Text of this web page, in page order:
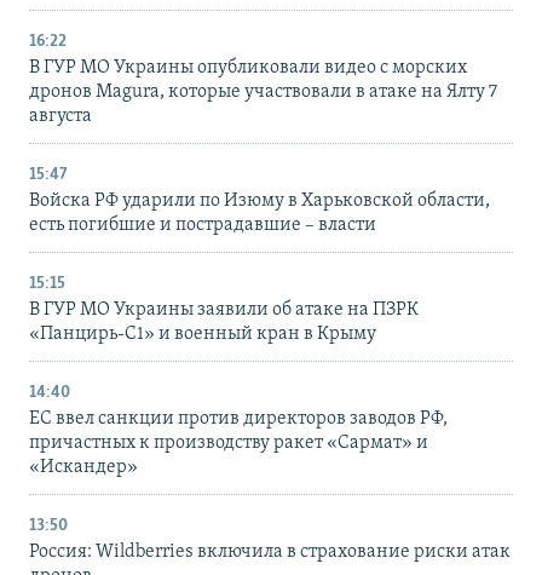
16:22
В ГУР МО Украины опубликовали видео с морских
дронов Magura, которые участвовали в атаке на Ялту 7
августа
15:47
Войска РФ ударили по Изюму в Харьковской области,
есть погибшие и пострадавшие – власти
15:15
В ГУР МО Украины заявили об атаке на ПЗРК
«Панцирь-С1» и военный кран в Крыму
14:40
ЕС ввел санкции против директоров заводов РФ,
причастных к производству ракет «Сармат» и
«Искандер»
13:50
Россия: Wildberries включила в страхование риски атак